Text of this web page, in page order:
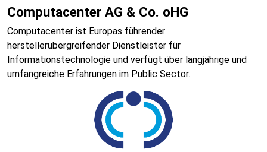
Computacenter AG & Co. oHG
Computacenter ist Europas führender
herstellerübergreifender Dienstleister für
Informationstechnologie und verfügt über langjährige und
umfangreiche Erfahrungen im Public Sector.